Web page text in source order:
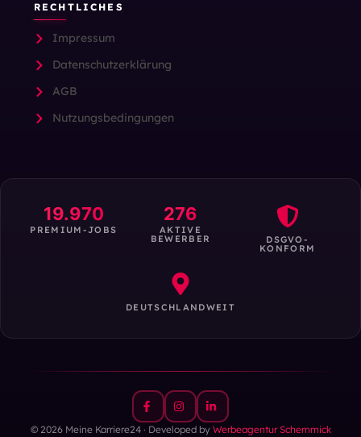
RECHTLICHES
Impressum
Datenschutzerklärung
AGB
Nutzungsbedingungen
19.970
PREMIUM-JOBS
276
AKTIVE
BEWERBER DSGVO-
KONFORM
DEUTSCHLANDWEIT
© 2026 Meine Karriere24 · Developed by Werbeagentur Schemmick